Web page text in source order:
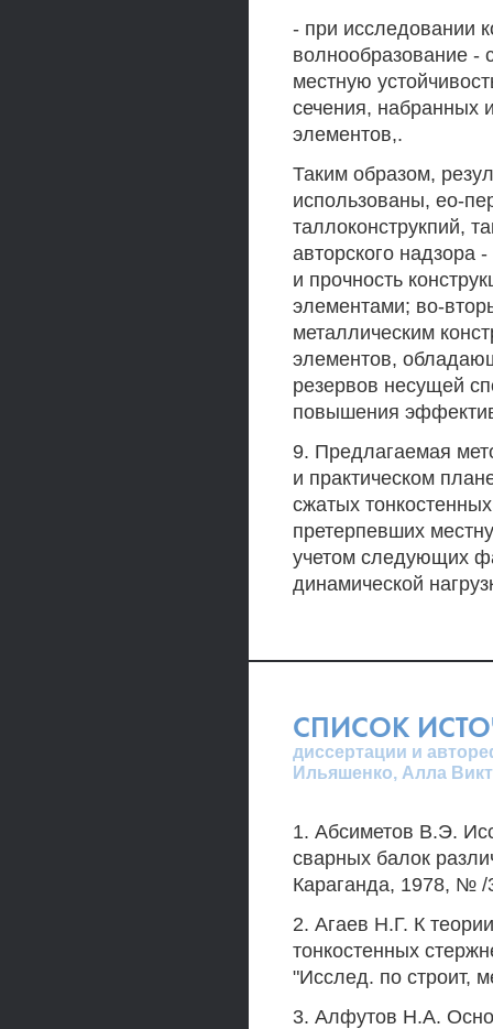
- при исследовании
волнообразование -
местную
сечения, набранных
элементов,.
Таким образом,
использованы, ео-
таллоконструкпий,
авторского надзора
и прочность
элементами; во-
металлическим
элементов,
резервов несущей
повышения
9. Предлагаемая
и практическом
сжатых
претерпевших
учетом следующих
динамической
СПИСОК
диссертации и
Ильяшенко, Алла
1. Абсиметов В.Э.
сварных балок
Караганда, 1978, № /
2. Агаев Н.Г. К
тонкостенных
"Исслед. по строит,
3. Алфутов Н.А.